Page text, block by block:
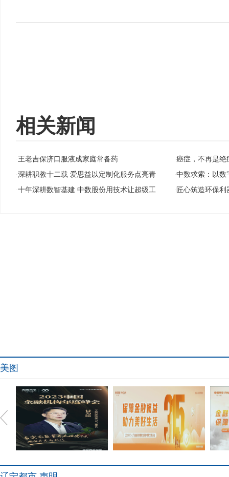
相关新闻
·王老吉保济口服液成家庭常备药 ·癌症，不再是
·深耕职教十二载 爱思益以定制化服务点亮青 ·中数求索：以数
·十年深耕数智基建 中数股份用技术让超级工 · 匠心筑造环保
美图